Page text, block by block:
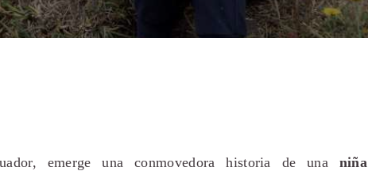
emerge una conmovedora historia de unaniña